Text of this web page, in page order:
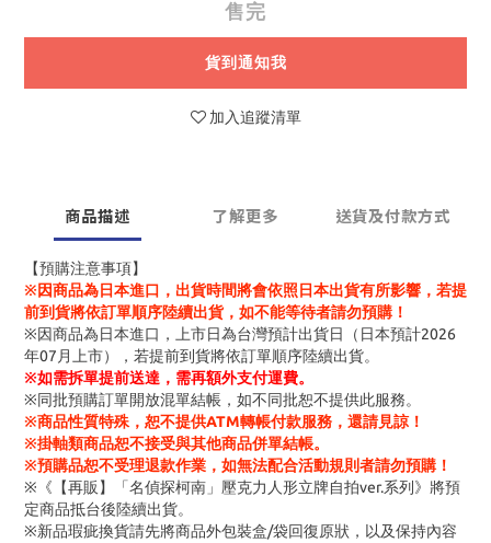
售完
貨到通知我
加入追蹤清單
商品描述 了解更多 送貨及付款方式
【預購注意事項】
※因商品為日本進口，出貨時間將會依照日本出貨有所影響，若提
前到貨將依訂單順序陸續出貨，如不能等待者請勿預購！
※因商品為日本進口，上市日為台灣預計出貨日（日本預計2026
年07月上市），若提前到貨將依訂單順序陸續出貨。
※如需拆單提前送達，需再額外支付運費。
※同批預購訂單開放混單結帳，如不同批恕不提供此服務。
※商品性質特殊，恕不提供ATM轉帳付款服務，還請見諒！
※掛軸類商品恕不接受與其他商品併單結帳。
※預購品恕不受理退款作業，如無法配合活動規則者請勿預購！
※《【再販】「名偵探柯南」壓克力人形立牌自拍ver.系列》將預
定商品抵台後陸續出貨。
※新品瑕疵換貨請先將商品外包裝盒/袋回復原狀，以及保持內容